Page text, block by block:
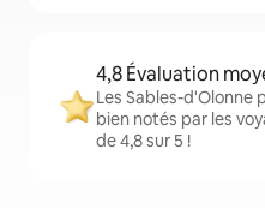
4,8 Évaluation
Les Sables-d'Olonne
bien notés par les
de 4,8 sur 5 !